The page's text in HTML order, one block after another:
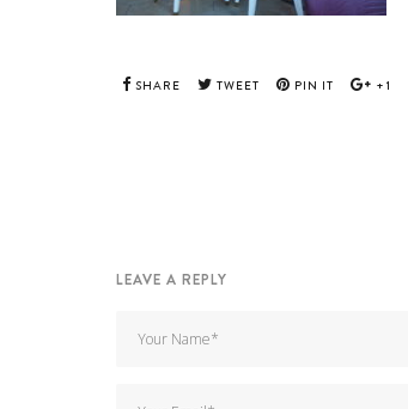
SHARE TWEET PIN IT +1
LEAVE A REPLY